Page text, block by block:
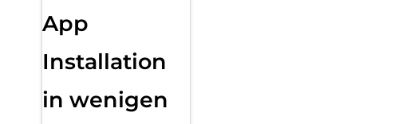
App
Installation
in wenigen